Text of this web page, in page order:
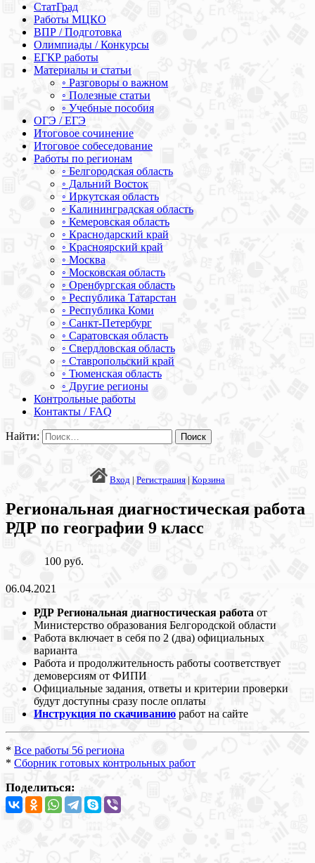
СтатГрад
Работы МЦКО
ВПР / Подготовка
Олимпиады / Конкурсы
ЕГКР работы
Материалы и статьи
◦ Разговоры о важном
◦ Полезные статьи
◦ Учебные пособия
ОГЭ / ЕГЭ
Итоговое сочинение
Итоговое собеседование
Работы по регионам
◦ Белгородская область
◦ Дальний Восток
◦ Иркутская область
◦ Калининградская область
◦ Кемеровская область
◦ Краснодарский край
◦ Красноярский край
◦ Москва
◦ Московская область
◦ Оренбургская область
◦ Республика Татарстан
◦ Республика Коми
◦ Санкт-Петербург
◦ Саратовская область
◦ Свердловская область
◦ Ставропольский край
◦ Тюменская область
◦ Другие регионы
Контрольные работы
Контакты / FAQ
Найти:
Вход | Регистрация | Корзина
Региональная диагностическая работа
РДР по географии 9 класс
100 руб.
06.04.2021
РДР Региональная диагностическая работа от
Министерство образования Белгородской области
Работа включает в себя по 2 (два) официальных
варианта
Работа и продолжительность работы соответствует
демоверсиям от ФИПИ
Официальные задания, ответы и критерии проверки
будут доступны сразу после оплаты
Инструкция по скачиванию работ на сайте
* Все работы 56 региона
* Сборник готовых контрольных работ
Поделиться: